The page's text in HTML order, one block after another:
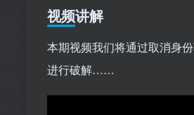
视频讲解
本期视频我们将通过取消身
进行破解……